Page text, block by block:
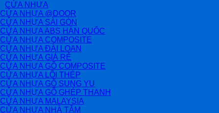
CỬA NHỰA
CỬA NHỰA @DOOR
CỬA NHỰA SÀI GÒN
CỬA NHỰA ABS HÀN QUỐC
CỬA NHỰA COMPOSITE
CỬA NHỰA ĐÀI LOAN
CỬA NHỰA GIÁ RẺ
CỬA NHỰA GỖ COMPOSITE
CỬA NHỰA LÕI THÉP
CỬA NHỰA GỖ SUNG YU
CỬA NHỰA GỖ GHÉP THANH
CỬA NHỰA MALAYSIA
CỬA NHỰA NHÀ TẮM